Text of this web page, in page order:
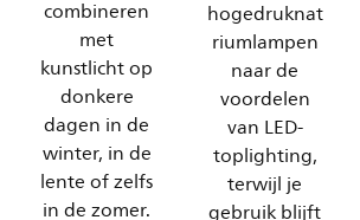
combineren
met
kunstlicht op
donkere
dagen in de
winter, in de
lente of zelfs
in de zomer.
hogedruknat
riumlampen
naar de
voordelen
van LED-
toplighting,
terwijl je
gebruik blijft